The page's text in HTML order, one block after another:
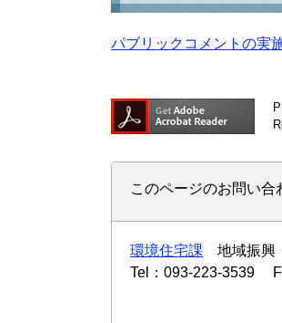
パブリックコメントの実
このページのお問い合
環境住宅課
地域振興
Tel：093-223-3539